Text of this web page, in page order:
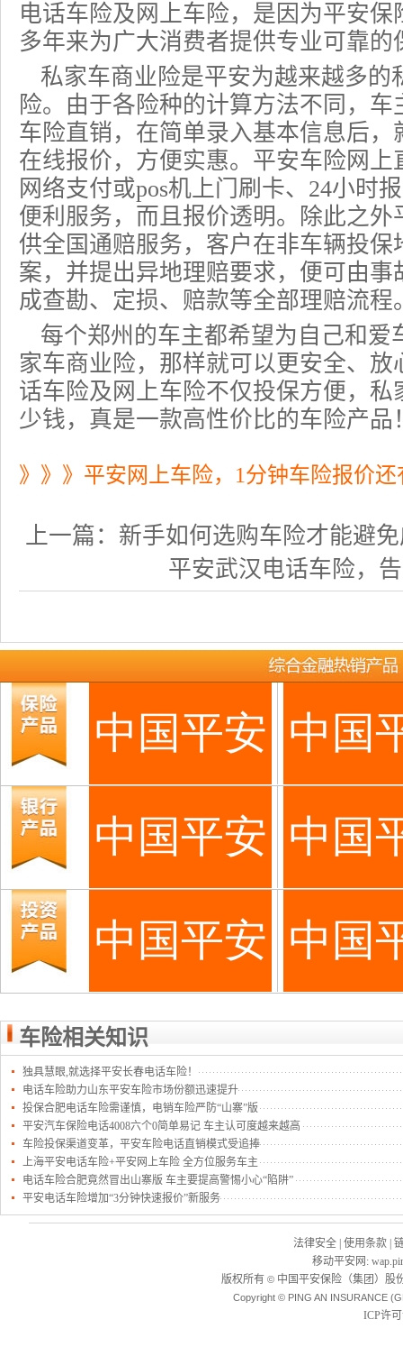
电话车险及网上车险，是因为平安保
多年来为广大消费者提供专业可靠的
私家车商业险是平安为越来越多的
险。由于各险种的计算方法不同，
车险直销，在简单录入基本信息后
在线报价，方便实惠。平安车险网
网络支付或pos机上门刷卡、24小时
便利服务，而且报价透明。除此之
供全国通赔服务，客户在非车辆投
案，并提出异地理赔要求，便可由
成查勘、定损、赔款等全部理赔流程
每个郑州的车主都希望为自己和爱
家车商业险，那样就可以更安全、
话车险及网上车险不仅投保方便，
少钱，真是一款高性价比的车险产品
》》》平安网上车险，1分钟车险报价
上一篇： 新手如何选购车险才能避
平安武汉电话车险，
车险相关知识
独具慧眼,就选择平安长春电话车险！
电话车险助力山东平安车险市场份额迅速提升
投保合肥电话车险需谨慎，电销车险严防“山寨”版
平安汽车保险电话4008六个0简单易记 车主认可度越来越高
车险投保渠道变革，平安车险电话直销模式受追捧
上海平安电话车险+平安网上车险 全方位服务车主
电话车险合肥竟然冒出山寨版 车主要提高警惕小心“陷阱”
平安电话车险增加“3分钟快速报价”新服务
法律安全 使用条款
移动平安网 :
版权所有 ©中国平安保险（集团）股
Copyright © PING AN INSURANCE
ICP许